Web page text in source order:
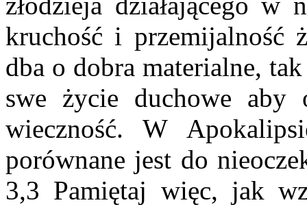
kruchość i przemijalność
dba o dobra materialne,
swe życie duchowe aby
wieczność. W
porównane jest do
3,3 Pamiętaj więc, jak